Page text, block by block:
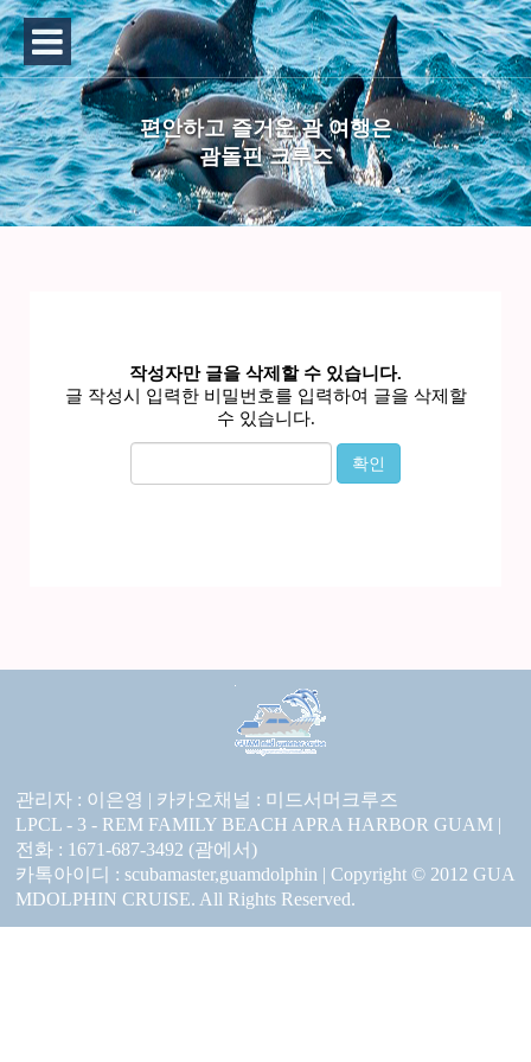
편안하고 즐거운 괌 여행은
괌돌핀 크루즈
작성자만 글을 삭제할 수 있습니다.
글 작성시 입력한 비밀번호를 입력하여 글을 삭제할
수 있습니다.
관리자 : 이은영 | 카카오채널 : 미드서머크루즈
LPCL - 3 - REM FAMILY BEACH APRA HARBOR GUAM |
전화 : 1671-687-3492 (괌에서)
카톡아이디 : scubamaster,guamdolphin | Copyright © 2012 GUA
MDOLPHIN CRUISE. All Rights Reserved.